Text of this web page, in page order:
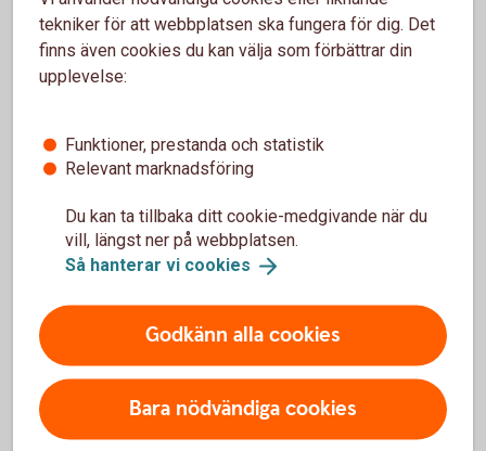
Eng. Summary of conflict-of-interest management
in Swedbank’s securities operations (pdf)
Information om egenskaper och risker avseende
risks relating to financial instruments (pdf)
Information om kundkategorisering (pdf)
Eng. Information on Client Categorisation (pdf)
Allmänna villkor för handel med finansiella
instrument (pdf)
General terms and conditions for trading in financial
instruments
(pdf)
Sparbankens riktlinjer för utförande av order (pdf)
tekniker för att webbplatsen ska fungera för dig. Det
finns även cookies du kan välja som förbättrar din
upplevelse:
Funktioner, prestanda och statistik
Relevant marknadsföring
Du kan ta tillbaka ditt cookie-medgivande när du
vill, längst ner på webbplatsen.
Så hanterar vi cookies
Godkänn alla cookies
Bara nödvändiga cookies